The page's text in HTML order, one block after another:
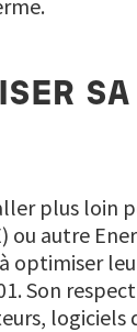
SA
plus loin
ou autre
optimiser
Son
logiciels